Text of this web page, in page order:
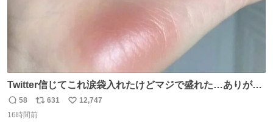
Twitter信じてこれ涙袋入れたけどマジで盛れた…ありがと
う…
返
信
58
リ
ポ
631
い
12,747
16時間前